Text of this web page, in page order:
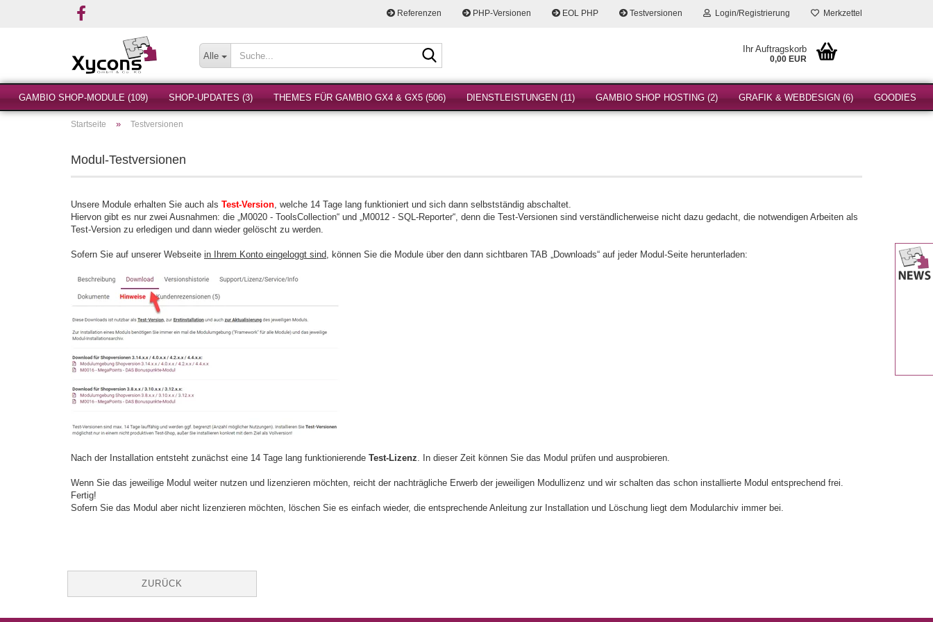
Referenzen PHP-Versionen EOL PHP Testversionen Login/Registrierung Merkzettel
Alle
Ihr Auftragskorb
0,00 EUR
GAMBIO SHOP-MODULE (109) SHOP-UPDATES (3) THEMES FÜR GAMBIO GX4 & GX5 (506) DIENSTLEISTUNGEN (11) GAMBIO SHOP HOSTING (2) GRAFIK & WEBDESIGN (6) GOODIES
Startseite » Testversionen
Modul-Testversionen
Unsere Module erhalten Sie auch als Test-Version, welche 14 Tage lang funktioniert und sich dann selbstständig abschaltet.
Hiervon gibt es nur zwei Ausnahmen: die „M0020 - ToolsCollection“ und „M0012 - SQL-Reporter“, denn die Test-Versionen sind verständlicherweise nicht dazu gedacht, die notwendigen Arbeiten als
Test-Version zu erledigen und dann wieder gelöscht zu werden.
Sofern Sie auf unserer Webseite in Ihrem Konto eingeloggt sind, können Sie die Module über den dann sichtbaren TAB „Downloads“ auf jeder Modul-Seite herunterladen:
Nach der Installation entsteht zunächst eine 14 Tage lang funktionierende Test-Lizenz. In dieser Zeit können Sie das Modul prüfen und ausprobieren.
Wenn Sie das jeweilige Modul weiter nutzen und lizenzieren möchten, reicht der nachträgliche Erwerb der jeweiligen Modullizenz und wir schalten das schon installierte Modul entsprechend frei.
Fertig!
Sofern Sie das Modul aber nicht lizenzieren möchten, löschen Sie es einfach wieder, die entsprechende Anleitung zur Installation und Löschung liegt dem Modularchiv immer bei.
ZURÜCK